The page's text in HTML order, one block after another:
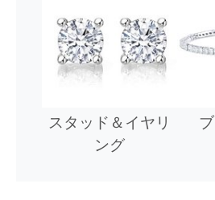
スタッド＆イヤリ
ング